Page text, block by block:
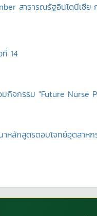
สาธารณรัฐอินโดนีเซีย ก
14
กิจกรรม "Future Nurse
หลักสูตรตอบโจทย์อุตสาหก